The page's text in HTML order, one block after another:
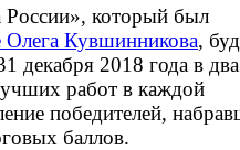
который был
Олега Кувшинникова,
декабря 2018 года в
работ в каждой
победителей,
баллов.